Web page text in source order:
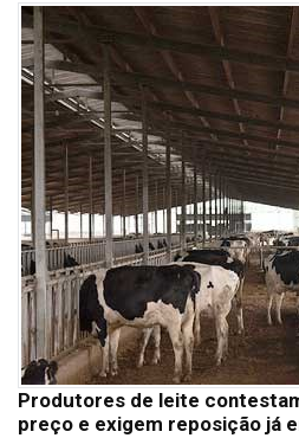
Produtores de leite
preço e exigem reposição já